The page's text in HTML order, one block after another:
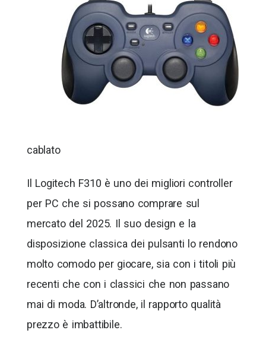
cablato
Il Logitech F310 è uno dei migliori controller
per PC che si possano comprare sul
mercato del 2025. Il suo design e la
disposizione classica dei pulsanti lo rendono
molto comodo per giocare, sia con i titoli più
recenti che con i classici che non passano
mai di moda. D’altronde, il rapporto qualità
prezzo è imbattibile.